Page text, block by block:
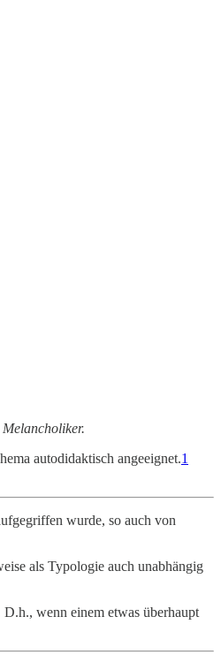
autodidaktisch angeeignet.1
wurde, so auch von
als Typologie auch unabhängig
wenn einem etwas überhaupt